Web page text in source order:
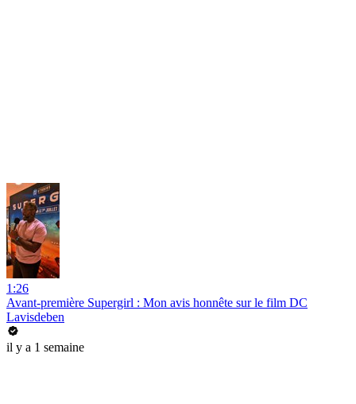
1:26
Avant-première Supergirl : Mon avis honnête sur le film DC
Lavisdeben
il y a 1 semaine